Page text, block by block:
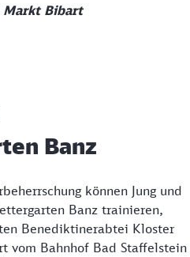
Markt Bibart
Banz
können Jung und
Banz trainieren,
Benediktinerabtei Kloster
vom Bahnhof Bad Staffelstein